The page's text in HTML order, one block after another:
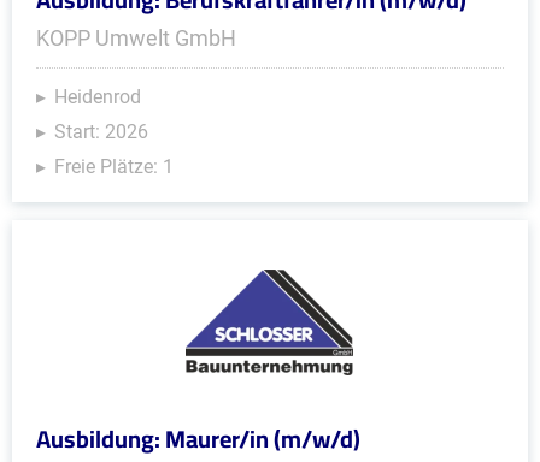
KOPP Umwelt GmbH
Heidenrod
Start: 2026
Freie Plätze: 1
Ausbildung: Maurer/in (m/w/d)